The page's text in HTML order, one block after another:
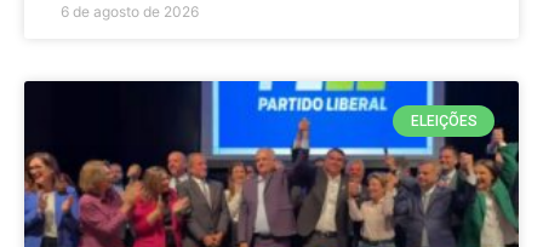
6 de agosto de 2026
ELEIÇÕES